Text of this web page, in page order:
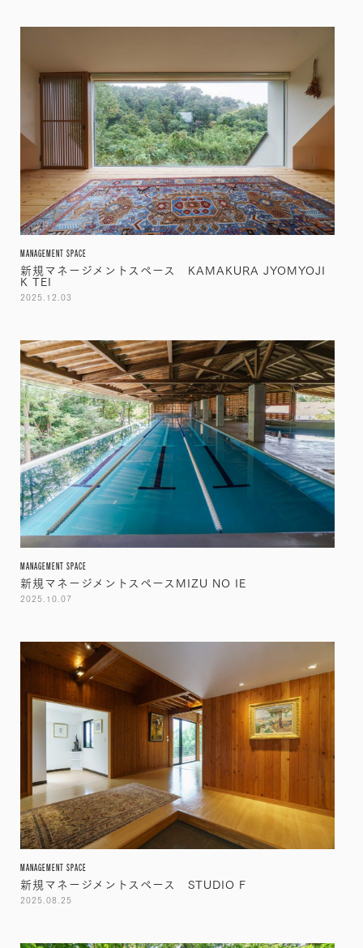
MANAGEMENT SPACE
新規マネージメントスペース KAMAKURA JYOMYOJI
K TEI
2025.12.03
MANAGEMENT SPACE
新規マネージメントスペースMIZU NO IE
2025.10.07
MANAGEMENT SPACE
新規マネージメントスペース STUDIO F
2025.08.25